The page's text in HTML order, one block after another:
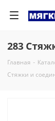
283
Главная -
Стяжки и